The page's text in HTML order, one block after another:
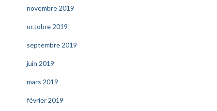
novembre 2019
octobre 2019
septembre 2019
juin 2019
mars 2019
février 2019